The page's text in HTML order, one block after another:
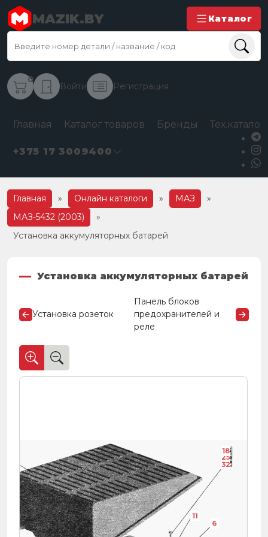
MAZIK.BY Каталог
0
Войти Регистрация
Главная Каталог товаров Бренды
+375 17 3009400
Главная » Онлайн каталоги » МАЗ
»
МАЗ-5432 (2003)
»
Установка аккумуляторных батарей
Установка аккумуляторных батарей
Установка розеток
Панель блоков
предохранителей и
реле
25
32
6
11
18